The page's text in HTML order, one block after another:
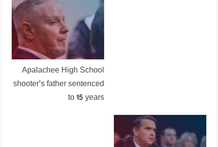
Apalachee High School
shooter’s father sentenced
to 15 years